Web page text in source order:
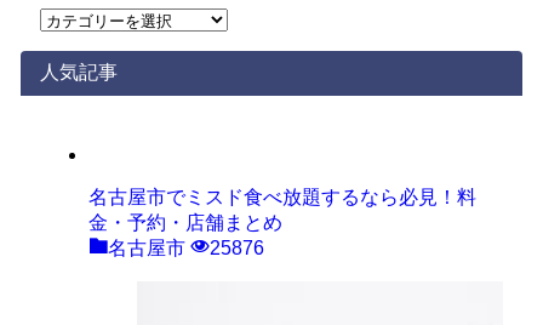
カ
ゴ
リ
人気記事
名古屋市でミスド食べ放題するなら必見！料
金・予約・店舗まとめ
名古屋市
25876